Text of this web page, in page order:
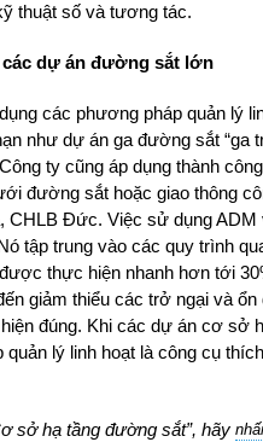
thuật số và tương tác.
dự án đường sắt lớn
các phương pháp quản lý
như dự án ga đường sắt “ga
ty cũng áp dụng thành
đường sắt hoặc giao thông
CHLB Đức. Việc sử dụng
tập trung vào các quy trình
thực hiện nhanh hơn tới
giảm thiểu các trở ngại và
đúng. Khi các dự án cơ sở
lý linh hoạt là công cụ
sở hạ tầng đường sắt”, hãy